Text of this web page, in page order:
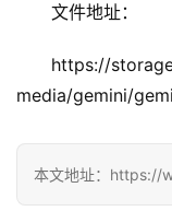
文
教
文件地址：
https://
media/gemini/
本文地址：https://